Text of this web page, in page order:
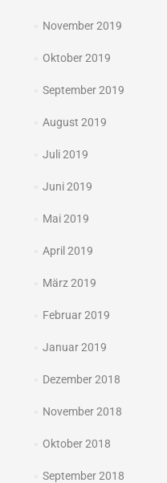
November 2019
Oktober 2019
September 2019
August 2019
Juli 2019
Juni 2019
Mai 2019
April 2019
März 2019
Februar 2019
Januar 2019
Dezember 2018
November 2018
Oktober 2018
September 2018